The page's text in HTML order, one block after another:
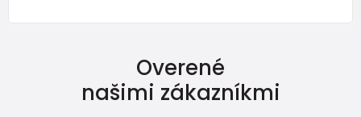
Overené
našimi zákazníkmi